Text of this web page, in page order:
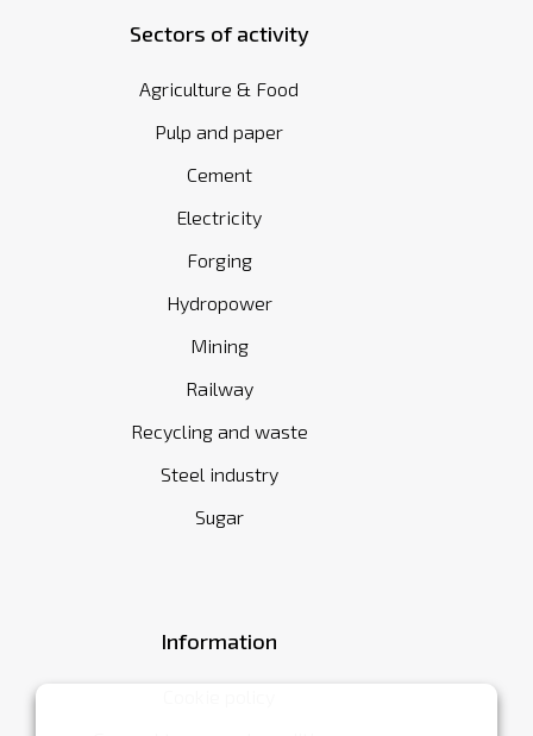
Sectors of activity
Agriculture & Food
Pulp and paper
Cement
Electricity
Forging
Hydropower
Mining
Railway
Recycling and waste
Steel industry
Sugar
Information